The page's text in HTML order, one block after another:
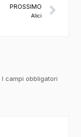
PROSSIMO
Alici
I campi obbligatori